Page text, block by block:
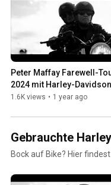
Peter Maffay Farewell-
2024 mit Harley-Davidson
1.6K views • 1 year ago
Gebrauchte
Bock auf Bike? Hier